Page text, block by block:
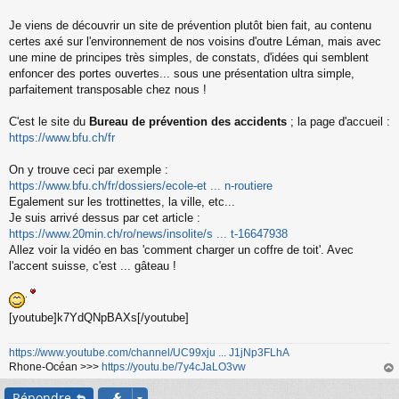
s
g
e
n
o
u
Je viens de découvrir un site de prévention plutôt bien fait, au contenu
certes axé sur l'environnement de nos voisins d'outre Léman, mais avec
une mine de principes très simples, de constats, d'idées qui semblent
enfoncer des portes ouvertes... sous une présentation ultra simple,
parfaitement transposable chez nous !
C'est le site du Bureau de prévention des accidents ; la page d'accueil :
https://www.bfu.ch/fr
On y trouve ceci par exemple :
https://www.bfu.ch/fr/dossiers/ecole-et ... n-routiere
Egalement sur les trottinettes, la ville, etc...
Je suis arrivé dessus par cet article :
https://www.20min.ch/ro/news/insolite/s ... t-16647938
Allez voir la vidéo en bas 'comment charger un coffre de toit'. Avec
l'accent suisse, c'est ... gâteau !
[youtube]k7YdQNpBAXs[/youtube]
https://www.youtube.com/channel/UC99xju ... J1jNp3FLhA
Rhone-Océan >>> https://youtu.be/7y4cJaLO3vw
au